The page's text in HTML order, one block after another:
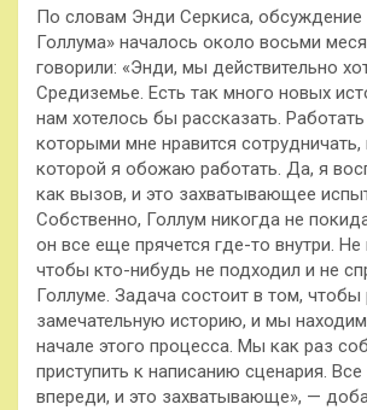
По словам Энди Серкиса, обсуждение
Голлума» началось около восьми
говорили: «Энди, мы действительно
Средиземье. Есть так много новых
нам хотелось бы рассказать.
которыми мне нравится сотрудничать,
которой я обожаю работать. Да, я
как вызов, и это захватывающее
Собственно, Голлум никогда не
он все еще прячется где-то внутри. Не
чтобы кто-нибудь не подходил и не
Голлуме. Задача состоит в том, чтобы
замечательную историю, и мы
начале этого процесса. Мы как раз
приступить к написанию сценария.
впереди, и это захватывающе», —